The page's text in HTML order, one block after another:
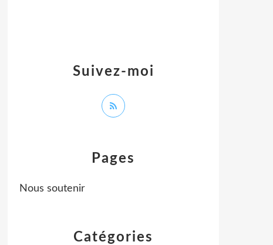
Catégories
Pages
Nous soutenir
Suivez-moi